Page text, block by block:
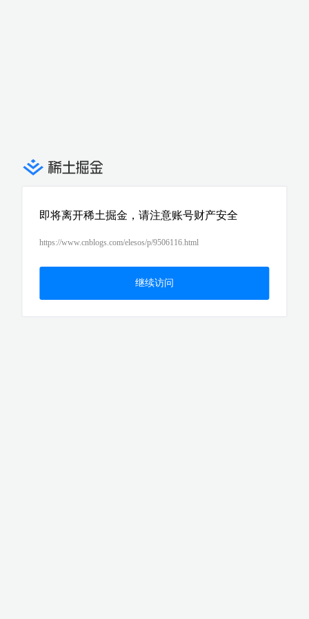
即将离开稀土掘金，请注意账号财产安全
https://www.cnblogs.com/elesos/p/9506116.html
继续访问